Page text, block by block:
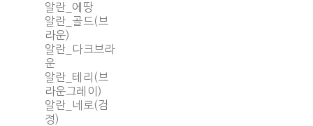
알란_에땅
알란_골드(브
라운)
알란_다크브라
운
알란_테리(브
라운그레이)
알란_네로(검
정)